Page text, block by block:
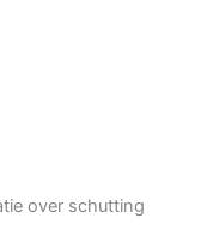
over schutting